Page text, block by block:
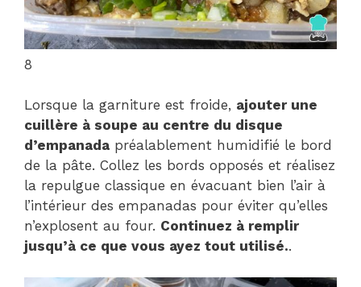
8
Lorsque la garniture est froide, ajouter une
cuillère à soupe au centre du disque
d’empanada préalablement humidifié le bord
de la pâte. Collez les bords opposés et réalisez
la repulgue classique en évacuant bien l’air à
l’intérieur des empanadas pour éviter qu’elles
n’explosent au four. Continuez à remplir
jusqu’à ce que vous ayez tout utilisé..